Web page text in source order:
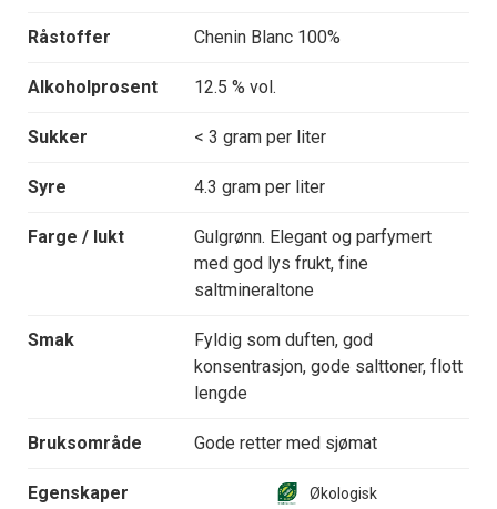
Råstoffer Chenin Blanc 100%
Alkoholprosent 12.5 % vol.
Sukker < 3 gram per liter
Syre 4.3 gram per liter
Farge / lukt
Gulgrønn. Elegant og parfymert
med god lys frukt, fine
saltmineraltone
Smak
Fyldig som duften, god
konsentrasjon, gode salttoner, flott
lengde
Bruksområde Gode retter med sjømat
Egenskaper Økologisk